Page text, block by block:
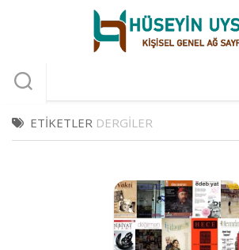
ETIKETLER DERGILER